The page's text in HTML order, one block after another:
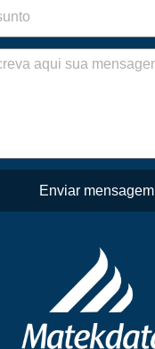
Enviar mensagem